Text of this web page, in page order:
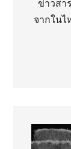
ข่าวสา
จากในไ